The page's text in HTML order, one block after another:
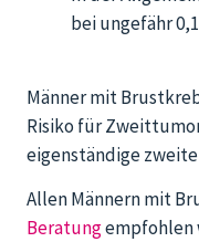
bei ungefähr
Männer mit
Risiko für
eigenständige
Allen Männern mit
Beratungempfohlen